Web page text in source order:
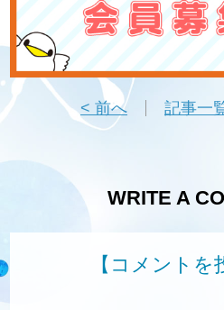
< 前へ 記事一
WRITE A
【コメントを